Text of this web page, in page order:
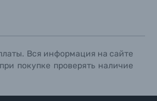
Вся информация на сайте
покупке проверять наличие